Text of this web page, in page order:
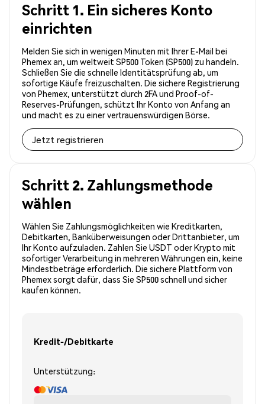
Schritt 1. Ein sicheres Konto
einrichten
Melden Sie sich in wenigen Minuten mit Ihrer E-Mail bei
Phemex an, um weltweit SP500 Token (SP500) zu handeln.
Schließen Sie die schnelle Identitätsprüfung ab, um
sofortige Käufe freizuschalten. Die sichere Registrierung
von Phemex, unterstützt durch 2FA und Proof-of-
Reserves-Prüfungen, schützt Ihr Konto von Anfang an
und macht es zu einer vertrauenswürdigen Börse.
Jetzt registrieren
Schritt 2. Zahlungsmethode
wählen
Wählen Sie Zahlungsmöglichkeiten wie Kreditkarten,
Debitkarten, Banküberweisungen oder Drittanbieter, um
Ihr Konto aufzuladen. Zahlen Sie USDT oder Krypto mit
sofortiger Verarbeitung in mehreren Währungen ein, keine
Mindestbeträge erforderlich. Die sichere Plattform von
Phemex sorgt dafür, dass Sie SP500 schnell und sicher
kaufen können.
Kredit-/Debitkarte
Unterstützung: